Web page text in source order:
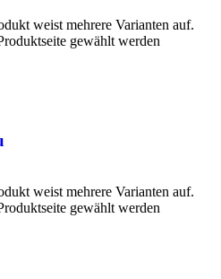
weist mehrere Varianten auf.
gewählt werden
weist mehrere Varianten auf.
gewählt werden